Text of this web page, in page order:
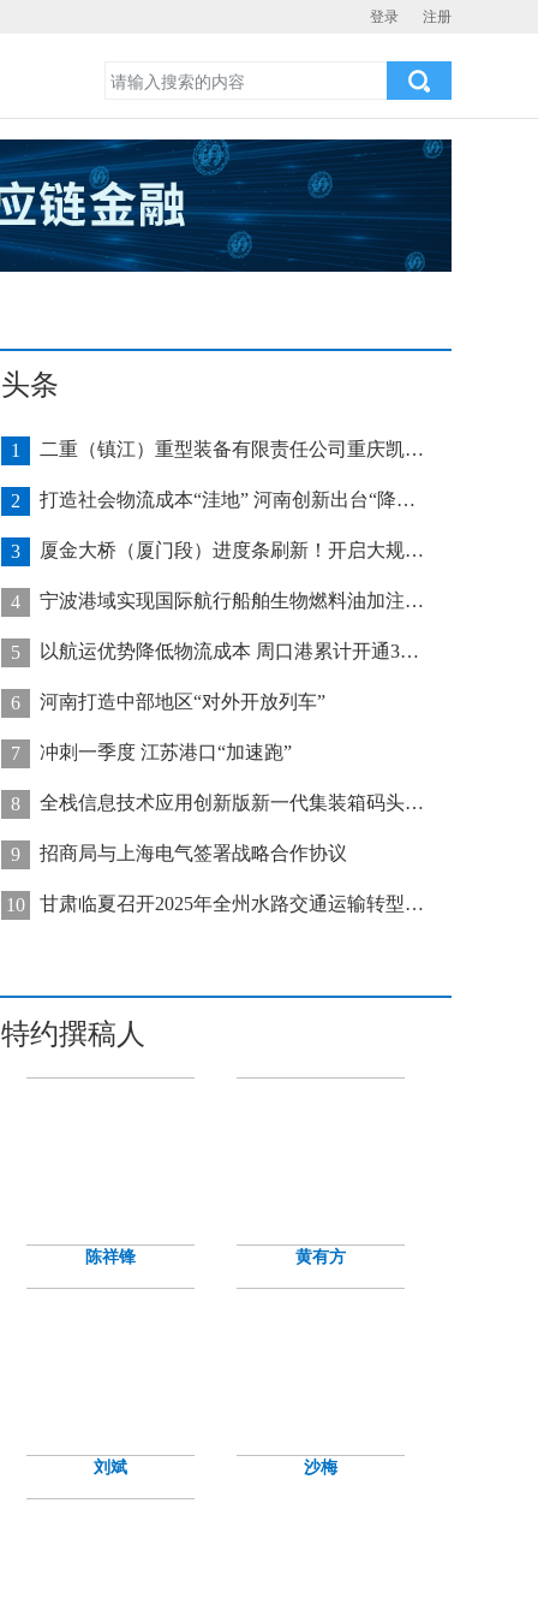
登录 注册
头条
1 二重（镇江）重型装备有限责任公司重庆凯瑞项目发运助力海上风电产业发展
2 打造社会物流成本“洼地” 河南创新出台“降本16条”
3 厦金大桥（厦门段）进度条刷新！开启大规模桥梁装配化施工新阶段
4 宁波港域实现国际航行船舶生物燃料油加注“零突破”
5 以航运优势降低物流成本 周口港累计开通32条集装箱航线
6 河南打造中部地区“对外开放列车”
7 冲刺一季度 江苏港口“加速跑”
8 全栈信息技术应用创新版新一代集装箱码头管控系统在天津港上线运行
9 招商局与上海电气签署战略合作协议
10 甘肃临夏召开2025年全州水路交通运输转型发展推进会
特约撰稿人
陈祥锋 黄有方
刘斌 沙梅